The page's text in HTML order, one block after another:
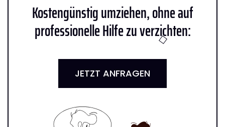
Kostengünstig umziehen, ohne auf
professionelle Hilfe zu verzichten:
JETZT ANFRAGEN